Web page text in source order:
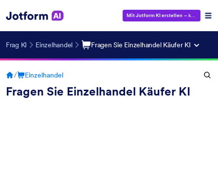
Mit Jotform KI erstellen – kostenlos!
Frag KI Einzelhandel Fragen Sie Einzelhandel Käufer KI
/ Einzelhandel
Fragen Sie Einzelhandel Käufer KI